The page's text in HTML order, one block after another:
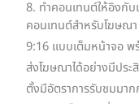
8. ทำคอนเทนต์ให้อิงกั
คอนเทนต์สำหรับโฆษณ
9:16 แบบเต็มหน้าจอ พ
ส่งโฆษณาได้อย่างมีปร
ตั้งมีอัตราการรับชมมา